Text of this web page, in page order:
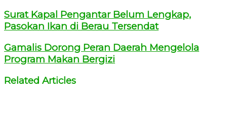
Surat Kapal Pengantar Belum Lengkap,
Pasokan Ikan di Berau Tersendat
Gamalis Dorong Peran Daerah Mengelola
Program Makan Bergizi
Related Articles